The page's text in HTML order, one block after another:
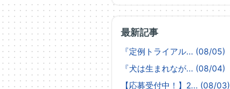
最新記事
『定例トライアル... (08/05)
『犬は生まれなが... (08/04)
【応募受付中！】2... (08/03)